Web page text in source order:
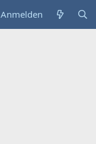
Anmelden